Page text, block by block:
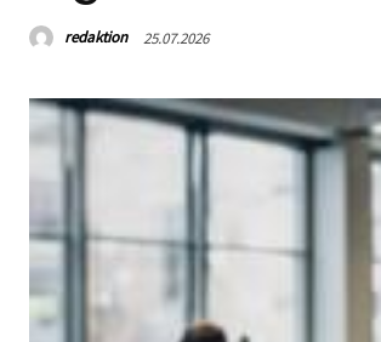
redaktion 25.07.2026